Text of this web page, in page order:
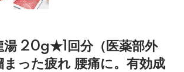
湯 20g★1回分（医薬部外
まった疲れ 腰痛に。有効成